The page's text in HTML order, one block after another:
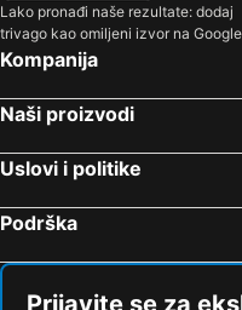
Lako pronađi naše rezultate: dodaj
trivago kao omiljeni izvor na
Kompanija
Naši proizvodi
Uslovi i politike
Podrška
Prijavite se za